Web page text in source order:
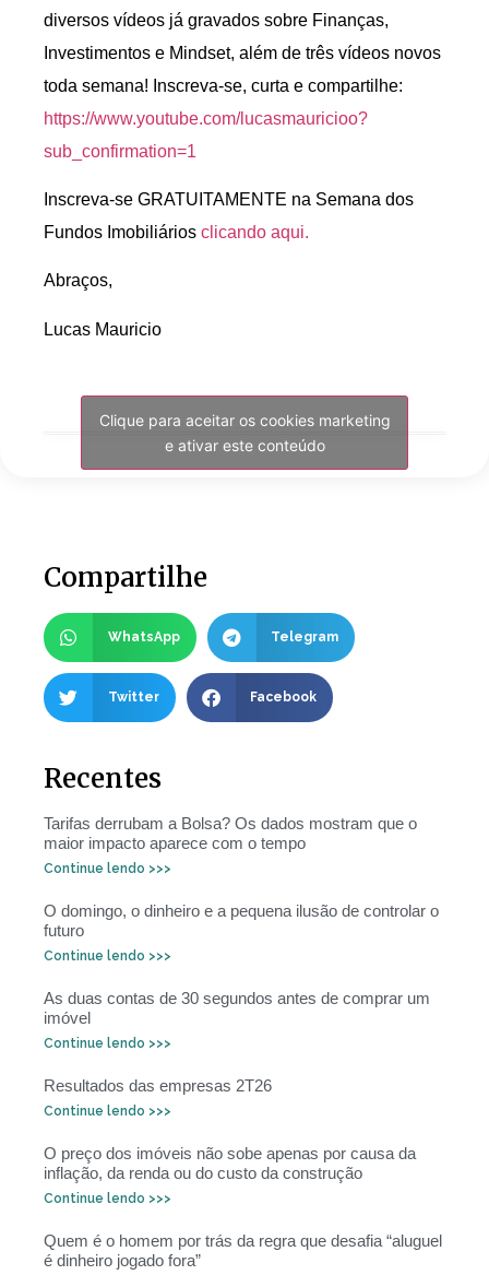
diversos vídeos já gravados sobre Finanças,
Investimentos e Mindset, além de três vídeos novos
toda semana! Inscreva-se, curta e compartilhe:
https://www.youtube.com/lucasmauricioo?
sub_confirmation=1
Inscreva-se GRATUITAMENTE na Semana dos
Fundos Imobiliários clicando aqui.
Abraços,
Lucas Mauricio
Clique para aceitar os cookies marketing
e ativar este conteúdo
Compartilhe
WhatsApp Telegram
Twitter Facebook
Recentes
Tarifas derrubam a Bolsa? Os dados mostram que o
maior impacto aparece com o tempo
Continue lendo >>>
O domingo, o dinheiro e a pequena ilusão de controlar o
futuro
Continue lendo >>>
As duas contas de 30 segundos antes de comprar um
imóvel
Continue lendo >>>
Resultados das empresas 2T26
Continue lendo >>>
O preço dos imóveis não sobe apenas por causa da
inflação, da renda ou do custo da construção
Continue lendo >>>
Quem é o homem por trás da regra que desafia “aluguel
é dinheiro jogado fora”